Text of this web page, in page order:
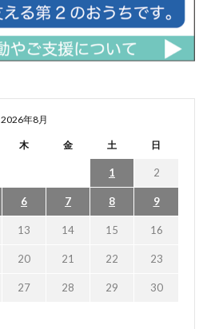
2026年8月
木 金 土 日
1 2
6 7 8 9
13 14 15 16
20 21 22 23
27 28 29 30